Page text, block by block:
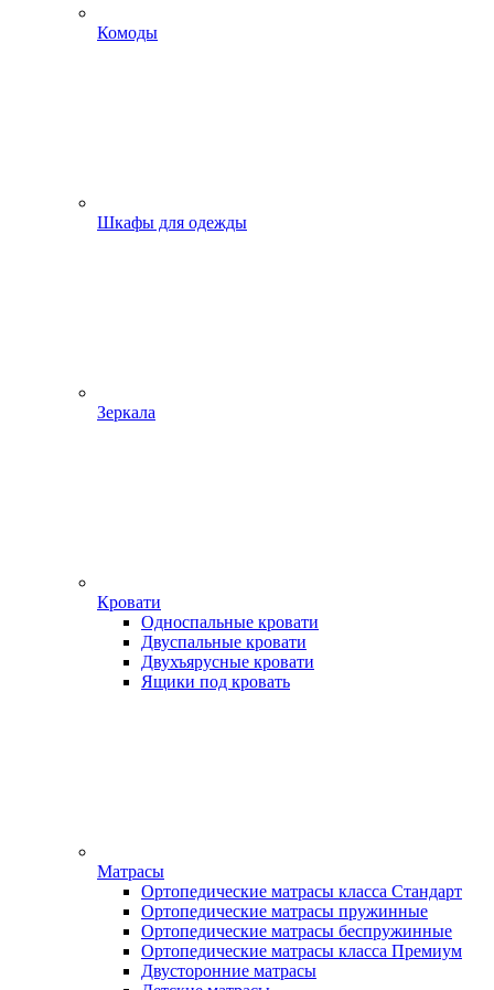
Комоды
Шкафы для одежды
Зеркала
Кровати
Односпальные кровати
Двуспальные кровати
Двухъярусные кровати
Ящики под кровать
Матрасы
Ортопедические матрасы класса Стандарт
Ортопедические матрасы пружинные
Ортопедические матрасы беспружинные
Ортопедические матрасы класса Премиум
Двусторонние матрасы